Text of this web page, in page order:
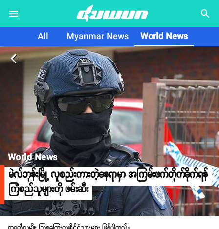
search
All Myanmar News World News
arrow_back_ios
World News
မဲလ်ဘုန်းမြို့ လူစည်းကားတဲ့နေရာမှာ အကြမ်းဖက်တိုက်ခိုက်ရန်
ကြံစည်သူများကို ဖမ်းဆီး